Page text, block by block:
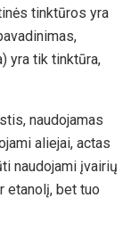
tinktūros yra
yra tik tinktūra,
naudojamas
aliejai, actas
naudojami įvairių
etanolį, bet tuo